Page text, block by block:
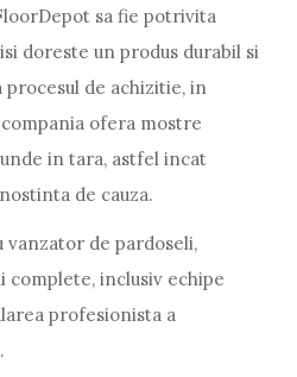
sa fie potrivita
doreste un produs durabil si
de achizitie, in
ofera mostre
in tara, astfel incat
de cauza.
vanzator de pardoseli,
inclusiv echipe
profesionista a